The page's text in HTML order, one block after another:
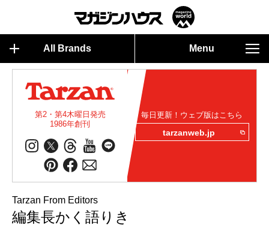
All Brands Menu
第2・第4木曜日発売
1986年創刊
毎日更新！ウェブ版はこちら
tarzanweb.jp
Tarzan From Editors
編集長かく語りき